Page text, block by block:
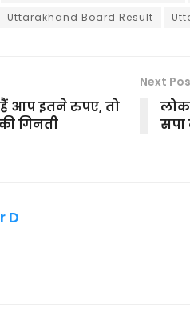
Uttarakhand Board Result
आप इतने रुपए, तो
गिनती
Next
सपा
D